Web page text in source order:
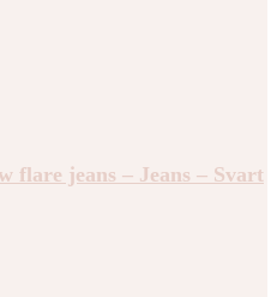
flare jeans – Jeans – Svart